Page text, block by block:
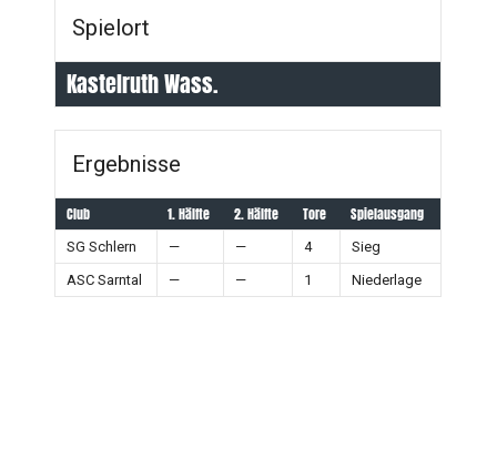
Spielort
Kastelruth Wass.
Ergebnisse
Club 1. Hälfte 2. Hälfte Tore Spielausgang
SG Schlern — — 4
Sieg
ASC Sarntal
— — 1 Niederlage